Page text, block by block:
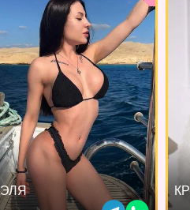
ЭЛЯ